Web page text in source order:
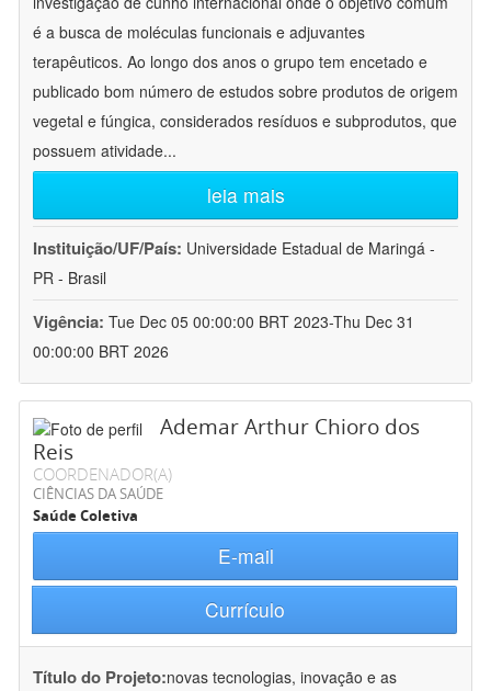
é a busca de moléculas funcionais e adjuvantes
terapêuticos. Ao longo dos anos o grupo tem encetado e
publicado bom número de estudos sobre produtos de origem
vegetal e fúngica, considerados resíduos e subprodutos, que
possuem atividade...
leia mais
Instituição/UF/País: Universidade Estadual de Maringá -
PR - Brasil
Vigência: Tue Dec 05 00:00:00 BRT 2023-Thu Dec 31
00:00:00 BRT 2026
Ademar Arthur Chioro dos
Reis
COORDENADOR(A)
CIÊNCIAS DA SAÚDE
Saúde Coletiva
E-mail
Currículo
Título do Projeto:novas tecnologias, inovação e as